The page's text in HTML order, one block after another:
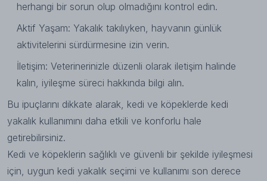
herhangi bir sorun olup olmadığını kontrol edin.
Aktif Yaşam: Yakalık takılıyken, hayvanın günlük
aktivitelerini sürdürmesine izin verin.
İletişim: Veterinerinizle düzenli olarak iletişim halinde
kalın, iyileşme süreci hakkında bilgi alın.
Bu ipuçlarını dikkate alarak, kedi ve köpeklerde kedi
yakalık kullanımını daha etkili ve konforlu hale
getirebilirsiniz.
Kedi ve köpeklerin sağlıklı ve güvenli bir şekilde iyileşmesi
için, uygun kedi yakalık seçimi ve kullanımı son derece